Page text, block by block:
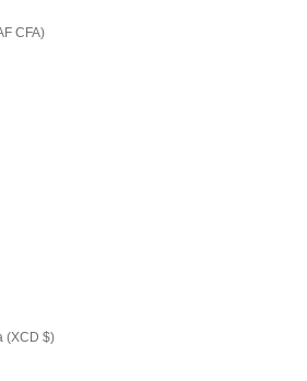
Äquatorialguinea (XAF CFA)
Antigua und Barbuda (XCD $)